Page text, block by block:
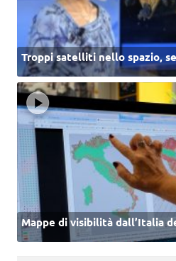
Troppi satelliti nello spazio,
Mappe di visibilità dall’Italia